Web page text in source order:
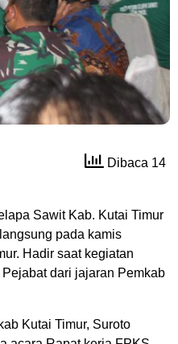
Dibaca 14
Sawit Kab. Kutai Timur
pada kamis
Hadir saat kegiatan
dari jajaran Pemkab
Kutai Timur, Suroto